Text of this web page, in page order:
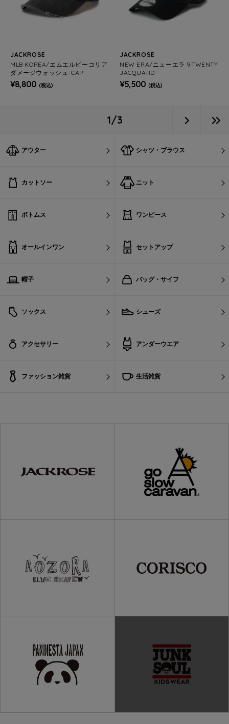
JACKROSE
MLB KOREA/エムエルビーコリア
ダメージウォッシュ-CAP
¥8,800 (税込)
JACKROSE
NEW ERA/ニューエラ 9TWENTY
JACQUARD
¥5,500 (税込)
1/3
アウター シャツ・ブラウス
カットソー ニット
ボトムス ワンピース
オールインワン セットアップ
帽子 バッグ・サイフ
ソックス シューズ
アクセサリー アンダーウエア
ファッション雑貨 生活雑貨